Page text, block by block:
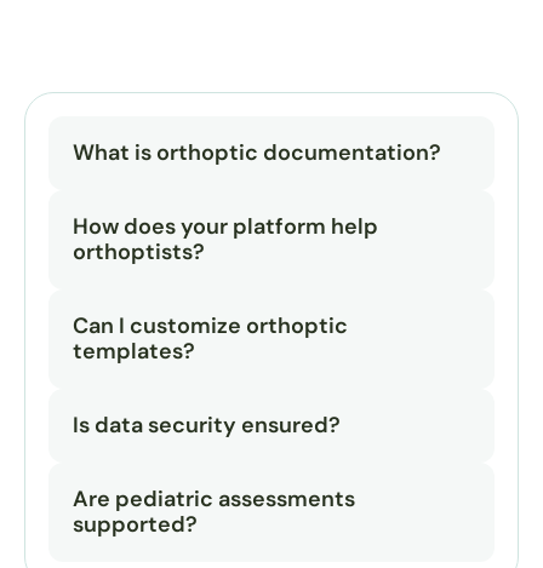
What is orthoptic documentation?
How does your platform help
orthoptists?
Can I customize orthoptic
templates?
Is data security ensured?
Are pediatric assessments
supported?